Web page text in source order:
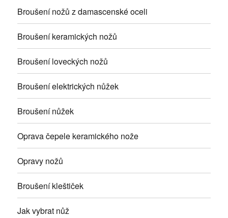
Broušení nožů z damascenské oceli
Broušení keramických nožů
Broušení loveckých nožů
Broušení elektrických nůžek
Broušení nůžek
Oprava čepele keramického nože
Opravy nožů
Broušení kleštiček
Jak vybrat nůž